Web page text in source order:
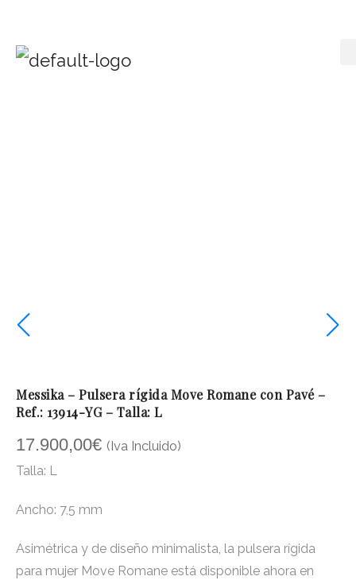
Messika – Pulsera rígida Move Romane con Pavé –
Ref.: 13914-YG – Talla: L
17.900,00€ (Iva Incluido)
Talla: L
Ancho: 7,5 mm
Asimétrica y de diseño minimalista, la pulsera rígida
para mujer Move Romane está disponible ahora en